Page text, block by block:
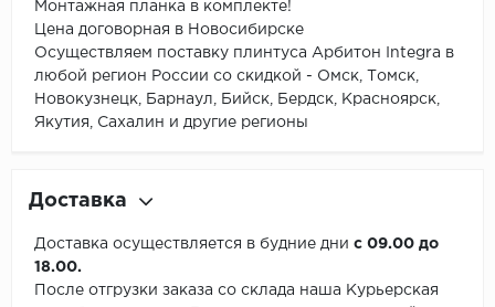
Монтажная планка в комплекте!
Цена договорная в Новосибирске
Осуществляем поставку плинтуса Арбитон Integra в
любой регион России со скидкой - Омск, Томск,
Новокузнецк, Барнаул, Бийск, Бердск, Красноярск,
Якутия, Сахалин и другие регионы
Доставка
Доставка осуществляется в будние дни с 09.00 до
18.00.
После отгрузки заказа со склада наша Курьерская